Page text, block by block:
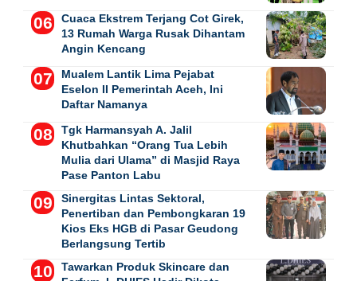
Cuaca Ekstrem Terjang Cot Girek,
13 Rumah Warga Rusak Dihantam
Angin Kencang
Mualem Lantik Lima Pejabat
Eselon II Pemerintah Aceh, Ini
Daftar Namanya
Tgk Harmansyah A. Jalil
Khutbahkan “Orang Tua Lebih
Mulia dari Ulama” di Masjid Raya
Pase Panton Labu
Sinergitas Lintas Sektoral,
Penertiban dan Pembongkaran 19
Kios Eks HGB di Pasar Geudong
Berlangsung Tertib
Tawarkan Produk Skincare dan